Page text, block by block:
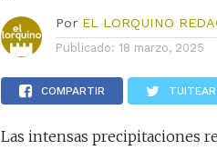
Por EL LORQUINO
Publicado: 18 marzo, 2025
COMPARTIR TUITEAR
Las intensas precipitaciones